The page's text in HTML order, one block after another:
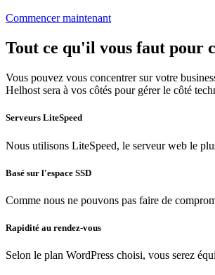
Commencer maintenant
Tout ce qu'il vous faut pour
Vous pouvez vous concentrer sur votre
Helhost sera à vos côtés pour gérer le côté
Serveurs LiteSpeed
Nous utilisons LiteSpeed, le serveur web le
Basé sur l'espace SSD
Comme nous ne pouvons pas faire de
Rapidité au rendez-vous
Selon le plan WordPress choisi, vous serez